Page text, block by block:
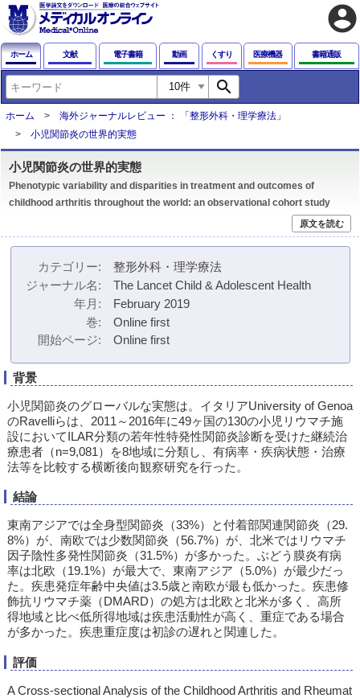
account_circle
ホーム 文献 電子書籍 動画 くすり 医療機器 書籍通販
search
ホーム
海外ジャーナルレビュー ： 「整形外科・理学療法」
小児関節炎の世界的実態
小児関節炎の世界的実態
Phenotypic variability and disparities in treatment and outcomes of
childhood arthritis throughout the world: an observational cohort study
原文を読む
カテゴリー
整形外科・理学療法
ジャーナル名
The Lancet Child & Adolescent Health
年月
February 2019
巻
Online first
開始ページ
Online first
背景
小児関節炎のグローバルな実態は。イタリアUniversity of Genoa
のRavelliらは、2011～2016年に49ヶ国の130の小児リウマチ施
設においてILAR分類の若年性特発性関節炎診断を受けた継続治
療患者（n=9,081）を8地域に分類し、有病率・疾病状態・治療
法等を比較する横断後向観察研究を行った。
結論
東南アジアでは全身型関節炎（33%）と付着部関連関節炎（29.
8%）が、南欧では少数関節炎（56.7%）が、北米ではリウマチ
因子陰性多発性関節炎（31.5%）が多かった。ぶどう膜炎有病
率は北欧（19.1%）が最大で、東南アジア（5.0%）が最少だっ
た。疾患発症年齢中央値は3.5歳と南欧が最も低かった。疾患修
飾抗リウマチ薬（DMARD）の処方は北欧と北米が多く、高所
得地域と比べ低所得地域は疾患活動性が高く、重症である場合
が多かった。疾患重症度は初診の遅れと関連した。
評価
A Cross-sectional Analysis of the Childhood Arthritis and Rheumat